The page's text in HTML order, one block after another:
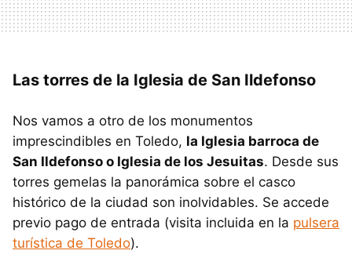
Las torres de la Iglesia de San Ildefonso
Nos vamos a otro de los monumentos
imprescindibles en Toledo, la Iglesia barroca de
San Ildefonso o Iglesia de los Jesuitas. Desde sus
torres gemelas la panorámica sobre el casco
histórico de la ciudad son inolvidables. Se accede
previo pago de entrada (visita incluida en la pulsera
turística de Toledo).